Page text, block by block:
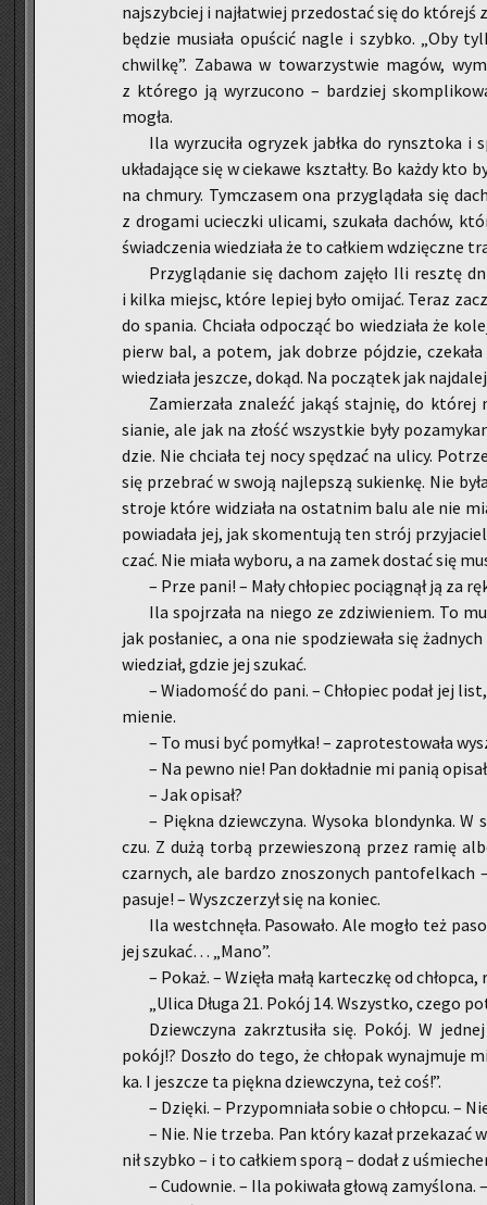
naj­szyb­ciej i naj­ła­twiej prze­do­stać się do któ­rejś
bę­dzie mu­sia­ła opu­ścić nagle i szyb­ko. „Oby
chwil­kę”. Za­ba­wa w to­wa­rzy­stwie magów,
z któ­re­go ją wy­rzu­co­no – bar­dziej
mogła.
Ila wy­rzu­ci­ła ogry­zek jabł­ka do rynsz­to­ka i
ukła­da­ją­ce się w cie­ka­we kształ­ty. Bo każdy kto
na chmu­ry. Tym­cza­sem ona przy­glą­da­ła się
z dro­ga­mi uciecz­ki uli­ca­mi, szu­ka­ła da­chów,
świad­cze­nia wie­dzia­ła że to cał­kiem wdzięcz­ne
Przy­glą­da­nie się da­chom za­ję­ło Ili resz­tę
i kilka miejsc, któ­re le­piej było omi­jać. Teraz
do spa­nia. Chcia­ła od­po­cząć bo wie­dzia­ła że
pierw bal, a potem, jak do­brze pój­dzie,
wie­dzia­ła jesz­cze, dokąd. Na po­czą­tek jak
Za­mie­rza­ła zna­leźć jakąś staj­nię, do któ­rej
sia­nie, ale jak na złość wszyst­kie były
dzie. Nie chcia­ła tej nocy spę­dzać na ulicy.
się prze­brać w swoją naj­lep­szą su­kien­kę. Nie
stro­je które wi­dzia­ła na ostat­nim balu ale nie
po­wia­da­ła jej, jak sko­men­tu­ją ten strój
czać. Nie miała wy­bo­ru, a na zamek do­stać się
– Prze pani! – Mały chło­piec pocią­gnął ją za
Ila spoj­rza­ła na niego ze zdzi­wie­niem. To
jak po­sła­niec, a ona nie spo­dzie­wa­ła się
wie­dział, gdzie jej szu­kać.
– Wia­do­mość do pani. – Chło­piec podał jej
mie­nie.
– To musi być po­mył­ka! – za­pro­te­sto­wa­ła
– Na pewno nie! Pan do­kład­nie mi panią
– Jak opi­sał?
– Pięk­na dziew­czy­na. Wy­so­ka blon­dyn­ka.
czu. Z dużą torbą prze­wie­szo­ną przez ramię
czar­nych, ale bar­dzo zno­szo­nych pan­to­fel­kach
pa­su­je! – Wy­szcze­rzył się na ko­niec.
Ila wes­tchnę­ła. Pa­so­wa­ło. Ale mogło też
jej szu­kać… „Mano”.
– Pokaż. – Wzię­ła małą kar­tecz­kę od
„Ulica Długa 21. Pokój 14. Wszyst­ko, czego
Dziew­czy­na za­krztu­si­ła się. Pokój. W
pokój!? Do­szło do tego, że chło­pak wy­naj­mu­je
ka. I jesz­cze ta pięk­na dziew­czy­na, też coś!”.
– Dzię­ki. – Przy­po­mnia­ła sobie o chłop­cu. –
– Nie. Nie trze­ba. Pan który kazał prze­ka­zać
nił szyb­ko – i to cał­kiem sporą – dodał z
– Cu­dow­nie. – Ila po­ki­wa­ła głową za­my­ślo­na.